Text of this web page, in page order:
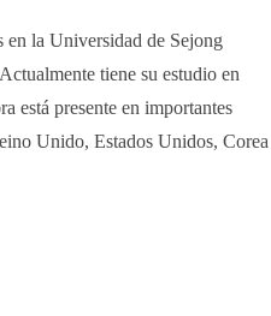
en la Universidad de Sejong
tiene su estudio en
está presente en importantes
Unido, Estados Unidos, Corea